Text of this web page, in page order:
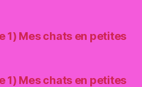
1) Mes chats en petites
1) Mes chats en petites